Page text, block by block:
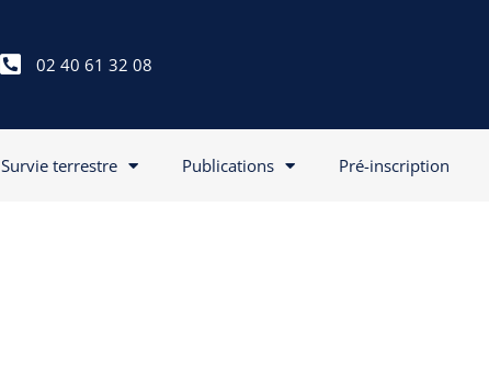
02 40 61 32 08
Survie terrestre Publications Pré-inscription